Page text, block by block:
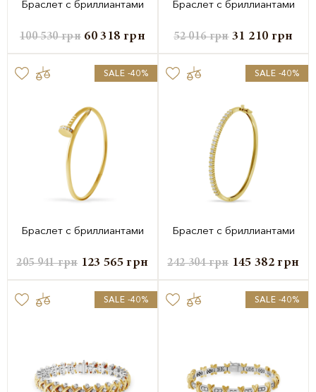
Браслет с бриллиантами
100 530грн 60 318 грн
Браслет с бриллиантами
52 016грн 31 210 грн
SALE -40%
Браслет с бриллиантами
205 941грн 123 565грн
SALE -40%
Браслет с бриллиантами
242 304грн 145 382грн
SALE -40% SALE -40%